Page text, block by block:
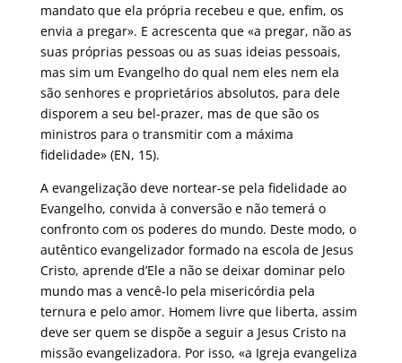
mandato que ela própria recebeu e que, enfim, os
envia a pregar». E acrescenta que «a pregar, não as
suas próprias pessoas ou as suas ideias pessoais,
mas sim um Evangelho do qual nem eles nem ela
são senhores e proprietários absolutos, para dele
disporem a seu bel-prazer, mas de que são os
ministros para o transmitir com a máxima
fidelidade» (EN, 15).
A evangelização deve nortear-se pela fidelidade ao
Evangelho, convida à conversão e não temerá o
confronto com os poderes do mundo. Deste modo, o
autêntico evangelizador formado na escola de Jesus
Cristo, aprende d’Ele a não se deixar dominar pelo
mundo mas a vencê-lo pela misericórdia pela
ternura e pelo amor. Homem livre que liberta, assim
deve ser quem se dispõe a seguir a Jesus Cristo na
missão evangelizadora. Por isso, «a Igreja evangeliza